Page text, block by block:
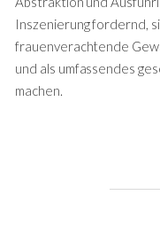
Inszenierung fordernd,
frauenverachtende
und als umfassendes
machen.